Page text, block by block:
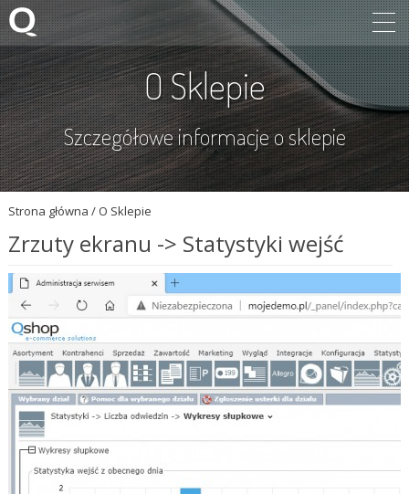
O Sklepie
Szczegółowe informacje o sklepie
Strona główna / O Sklepie
Zrzuty ekranu -> Statystyki wejść